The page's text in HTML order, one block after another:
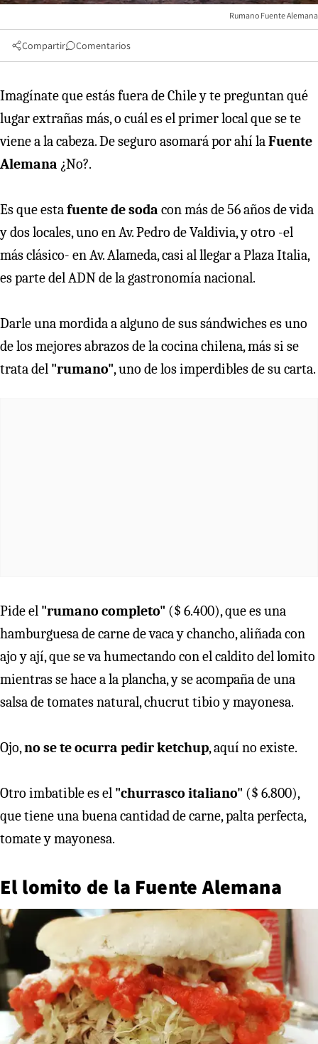
Rumano Fuente Alemana
Compartir Comentarios
Imagínate que estás fuera de Chile y te preguntan qué
lugar extrañas más, o cuál es el primer local que se te
viene a la cabeza. De seguro asomará por ahí laFuente
Alemana ¿No?.
Es que estafuente de soda con más de 56 años de vida
y dos locales, uno en Av. Pedro de Valdivia, y otro -el
más clásico- en Av. Alameda, casi al llegar a Plaza Italia,
es parte del ADN de la gastronomía nacional.
Darle una mordida a alguno de sus sándwiches es uno
de los mejores abrazos de la cocina chilena, más si se
trata del "rumano", uno de los imperdibles de su carta.
Pide el "rumano completo" ($ 6.400), que es una
hamburguesa de carne de vaca y chancho, aliñada con
ajo y ají, que se va humectando con el caldito del lomito
mientras se hace a la plancha, y se acompaña de una
salsa de tomates natural, chucrut tibio y mayonesa.
Ojo,no se te ocurra pedir ketchup, aquí no existe.
Otro imbatible es el "churrasco italiano" ($ 6.800),
que tiene una buena cantidad de carne, palta perfecta,
tomate y mayonesa.
El lomito de la Fuente Alemana